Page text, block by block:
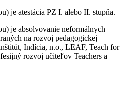
je atestácia PZ I. alebo II. stupňa.
je absolvovanie neformálnych
na rozvoj pedagogickej
Indícia, n.o., LEAF, Teach for
rozvoj učiteľov Teachers a